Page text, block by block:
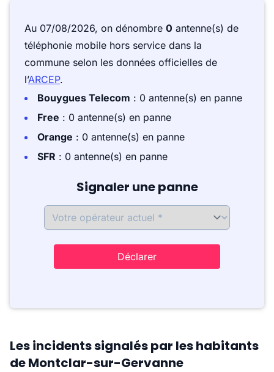
Au 07/08/2026, on dénombre 0 antenne(s) de
téléphonie mobile hors service dans la
commune selon les données officielles de
l’ARCEP.
Bouygues Telecom : 0 antenne(s) en panne
Free : 0 antenne(s) en panne
Orange : 0 antenne(s) en panne
SFR : 0 antenne(s) en panne
Signaler une panne
Déclarer
Les incidents signalés par les habitants
de Montclar-sur-Gervanne